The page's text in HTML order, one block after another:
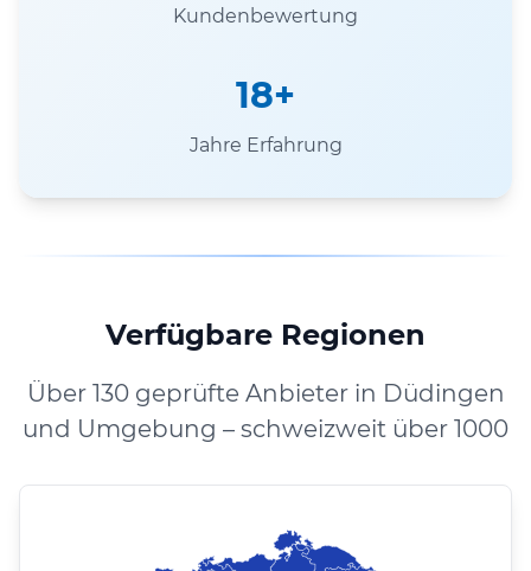
Kundenbewertung
18+
Jahre Erfahrung
Verfügbare Regionen
Über 130 geprüfte Anbieter in Düdingen
und Umgebung – schweizweit über 1000